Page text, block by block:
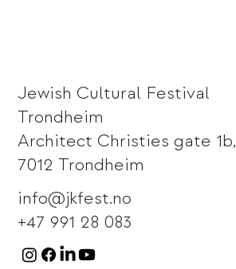
Jewish Cultural Festival
Trondheim
Architect Christies gate 1b,
7012 Trondheim
info@jkfest.no
+47 991 28 083